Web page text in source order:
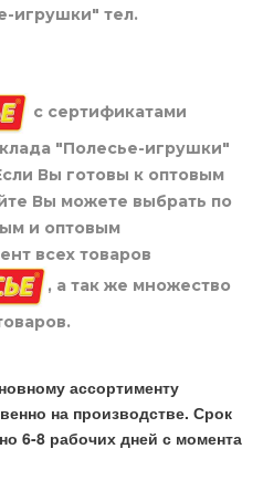
игрушки" тел.
с сертификатами
"Полесье-игрушки"
Вы готовы к оптовым
Вы можете выбрать по
и оптовым
всех товаров
, а так же множество
ассортименту
на производстве. Срок
6-8 рабочих дней с момента